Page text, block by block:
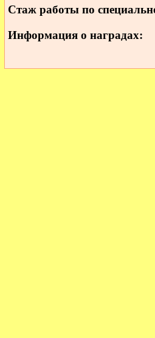
Стаж работы по
Информация о наградах: